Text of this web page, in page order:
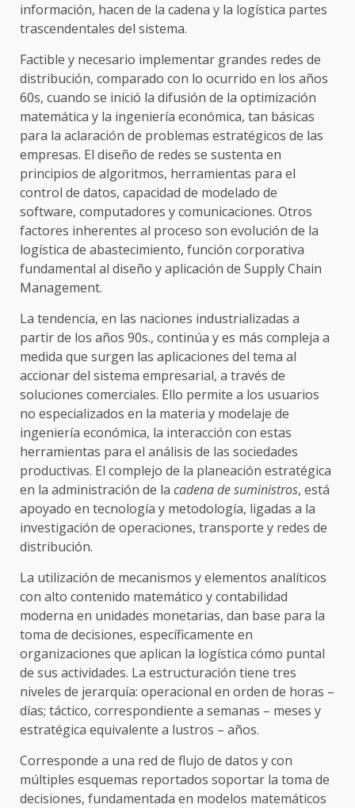
información, hacen de la cadena y la logística partes
trascendentales del sistema.
Factible y necesario implementar grandes redes de
distribución, comparado con lo ocurrido en los años
60s, cuando se inició la difusión de la optimización
matemática y la ingeniería económica, tan básicas
para la aclaración de problemas estratégicos de las
empresas. El diseño de redes se sustenta en
principios de algoritmos, herramientas para el
control de datos, capacidad de modelado de
software, computadores y comunicaciones. Otros
factores inherentes al proceso son evolución de la
logística de abastecimiento, función corporativa
fundamental al diseño y aplicación de Supply Chain
Management.
La tendencia, en las naciones industrializadas a
partir de los años 90s., continúa y es más compleja a
medida que surgen las aplicaciones del tema al
accionar del sistema empresarial, a través de
soluciones comerciales. Ello permite a los usuarios
no especializados en la materia y modelaje de
ingeniería económica, la interacción con estas
herramientas para el análisis de las sociedades
productivas. El complejo de la planeación estratégica
en la administración de la cadena de suministros, está
apoyado en tecnología y metodología, ligadas a la
investigación de operaciones, transporte y redes de
distribución.
La utilización de mecanismos y elementos analíticos
con alto contenido matemático y contabilidad
moderna en unidades monetarias, dan base para la
toma de decisiones, específicamente en
organizaciones que aplican la logística cómo puntal
de sus actividades. La estructuración tiene tres
niveles de jerarquía: operacional en orden de horas –
días; táctico, correspondiente a semanas – meses y
estratégica equivalente a lustros – años.
Corresponde a una red de flujo de datos y con
múltiples esquemas reportados soportar la toma de
decisiones, fundamentada en modelos matemáticos